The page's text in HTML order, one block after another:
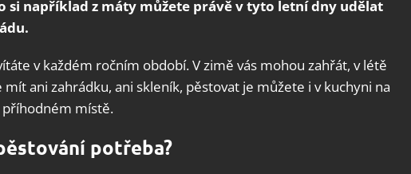
si například z máty můžete právě v tyto letní dny udělat
v každém ročním období. V zimě vás mohou zahřát, v létě
ani zahrádku, ani skleník, pěstovat je můžete i v kuchyni na
místě.
potřeba?